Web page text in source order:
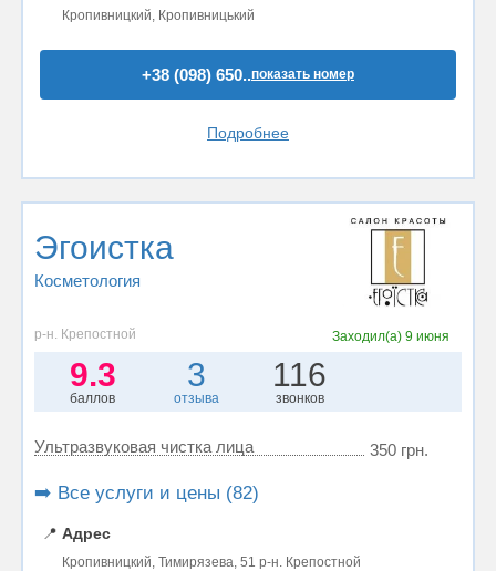
Кропивницкий, Кропивницький
+38 (098) 650..показать номер
Подробнее
Эгоистка
Косметология
р-н. Крепостной Заходил(а) 9 июня
9.3
баллов
3
отзыва
116
звонков
Ультразвуковая чистка лица 350 грн.
➡️ Все услуги и цены (82)
📍 Адрес
Кропивницкий, Тимирязева, 51 р-н. Крепостной